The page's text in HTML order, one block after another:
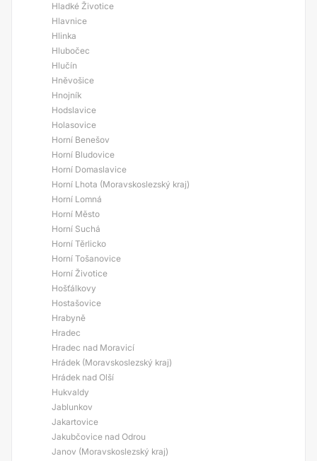
Hladké Životice
Hlavnice
Hlinka
Hlubočec
Hlučín
Hněvošice
Hnojník
Hodslavice
Holasovice
Horní Benešov
Horní Bludovice
Horní Domaslavice
Horní Lhota (Moravskoslezský kraj)
Horní Lomná
Horní Město
Horní Suchá
Horní Těrlicko
Horní Tošanovice
Horní Životice
Hošťálkovy
Hostašovice
Hrabyně
Hradec
Hradec nad Moravicí
Hrádek (Moravskoslezský kraj)
Hrádek nad Olší
Hukvaldy
Jablunkov
Jakartovice
Jakubčovice nad Odrou
Janov (Moravskoslezský kraj)